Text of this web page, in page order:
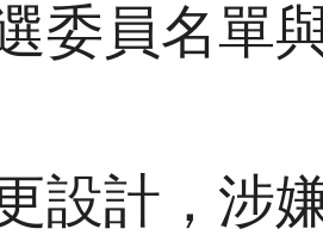
員名單與
計，涉嫌